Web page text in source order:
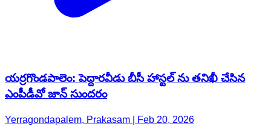
యర్రగొండపాలెం: పెద్దారవీడు బీసీ హాస్టల్ ను తనిఖీ చేసిన
ఎంపీడీవో జాన్ సుందరం
Yerragondapalem, Prakasam | Feb 20, 2026